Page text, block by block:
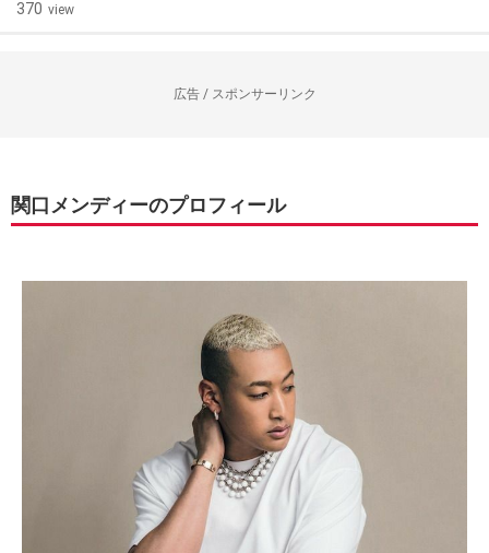
370 view
広告 / スポンサーリンク
関口メンディーのプロフィール